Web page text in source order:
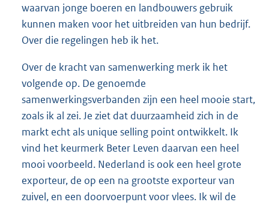
waarvan jonge boeren en landbouwers gebruik
kunnen maken voor het uitbreiden van hun bedrijf.
Over die regelingen heb ik het.
Over de kracht van samenwerking merk ik het
volgende op. De genoemde
samenwerkingsverbanden zijn een heel mooie start,
zoals ik al zei. Je ziet dat duurzaamheid zich in de
markt echt als unique selling point ontwikkelt. Ik
vind het keurmerk Beter Leven daarvan een heel
mooi voorbeeld. Nederland is ook een heel grote
exporteur, de op een na grootste exporteur van
zuivel, en een doorvoerpunt voor vlees. Ik wil de